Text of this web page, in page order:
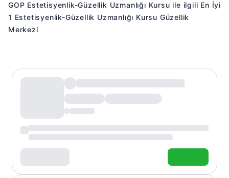
GOP Estetisyenlik-Güzellik Uzmanlığı Kursu ile ilgili En İyi
1 Estetisyenlik-Güzellik Uzmanlığı Kursu Güzellik
Merkezi